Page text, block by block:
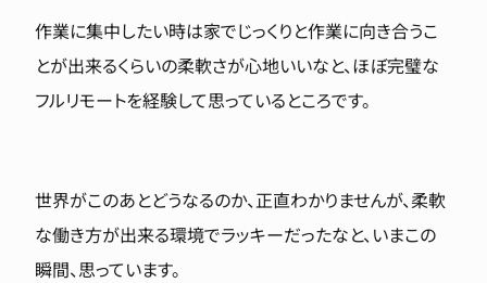
作業に集中したい時は家でじっくりと作業に向き合うこ
とが出来るくらいの柔軟さが心地いいなと、ほぼ完璧な
フルリモートを経験して思っているところです。
世界がこのあとどうなるのか、正直わかりませんが、柔軟
な働き方が出来る環境でラッキーだったなと、いまこの
瞬間、思っています。